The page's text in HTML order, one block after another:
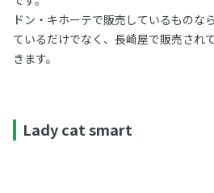
ドン・キホーテで販売しているものな
ているだけでなく、長崎屋で販売され
きます。
Lady cat smart